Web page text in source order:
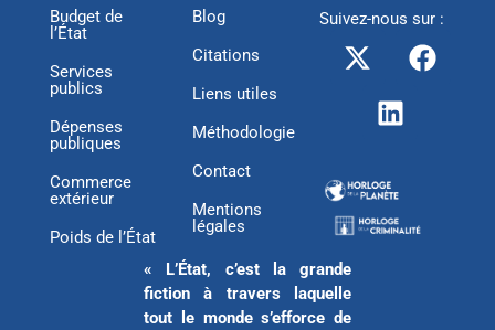
Budget de
l’État
Services
publics
Dépenses
publiques
Commerce
extérieur
Poids de l’État
Blog
Citations
Liens utiles
Méthodologie
Contact
Mentions
légales
Suivez-nous sur :
X
-
t
t
e
F
a
n
k
d
i
n
« L’État, c’est la grande
fiction à travers laquelle
tout le monde s’efforce de